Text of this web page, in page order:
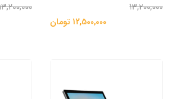
13,200,000
12,500,000 تومان